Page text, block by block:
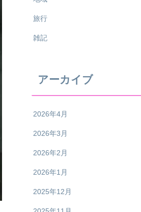
旅行
雑記
アーカイブ
2026年4月
2026年3月
2026年2月
2026年1月
2025年12月